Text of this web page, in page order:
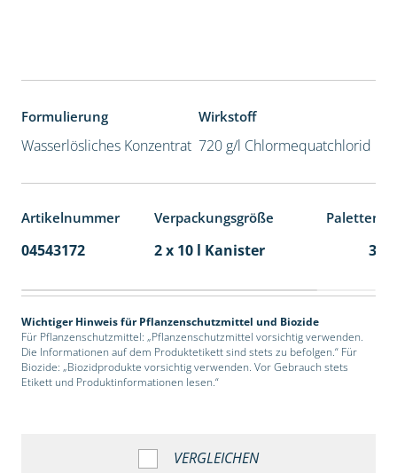
Formulierung
Wasserlösliches Konzentrat
Wirkstoff
720 g/l Chlormequatchlorid
Artikelnummer Verpackungsgröße
04543172 2 x 10 l Kanister 36
Wichtiger Hinweis für Pflanzenschutzmittel und Biozide
Für Pflanzenschutzmittel: „Pflanzenschutzmittel vorsichtig verwenden.
Die Informationen auf dem Produktetikett sind stets zu befolgen.“ Für
Biozide: „Biozidprodukte vorsichtig verwenden. Vor Gebrauch stets
Etikett und Produktinformationen lesen.“
VERGLEICHEN